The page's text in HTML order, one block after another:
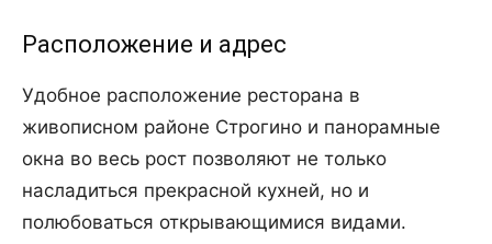
Расположение и адрес
Удобное расположение ресторана в
живописном районе Строгино и панорамные
окна во весь рост позволяют не только
насладиться прекрасной кухней, но и
полюбоваться открывающимися видами.